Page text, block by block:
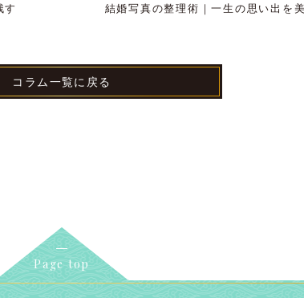
す
結婚写真の整理術｜一生の思い出を
コラム一覧に戻る
Page top